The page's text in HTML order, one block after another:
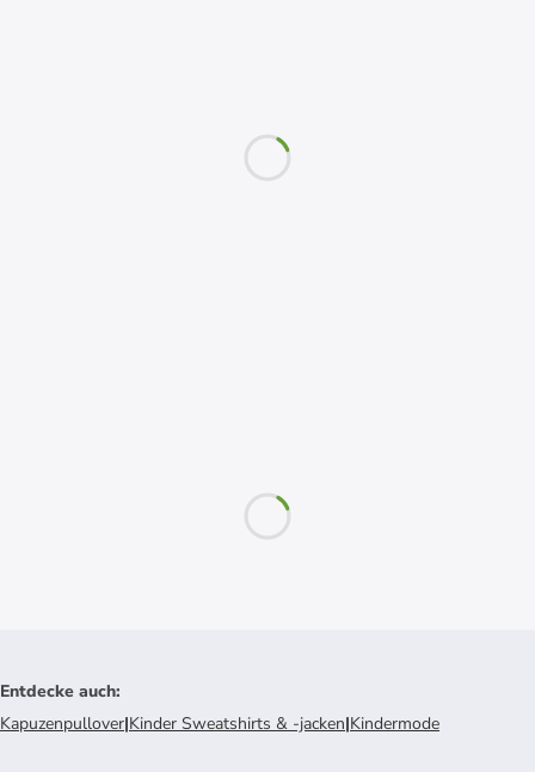
Entdecke auch:
Kapuzenpullover|Kinder Sweatshirts & -jacken|Kindermode